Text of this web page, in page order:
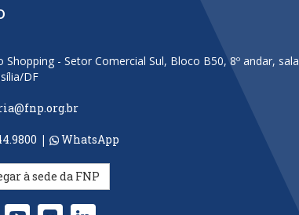
Shopping - Setor Comercial Sul, Bloco B50, 8º andar, sala
DF
| WhatsApp
à sede da FNP